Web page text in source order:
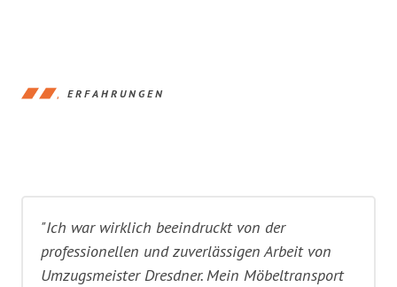
ERFAHRUNGEN
"Ich war wirklich beeindruckt von der
professionellen und zuverlässigen Arbeit von
Umzugsmeister Dresdner. Mein Möbeltransport